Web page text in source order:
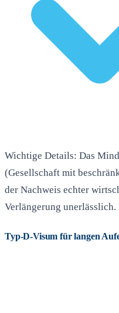
Wichtige Details: Das
(Gesellschaft mit
der Nachweis echter
Verlängerung unerlässlich.
Typ-D-Visum für langen